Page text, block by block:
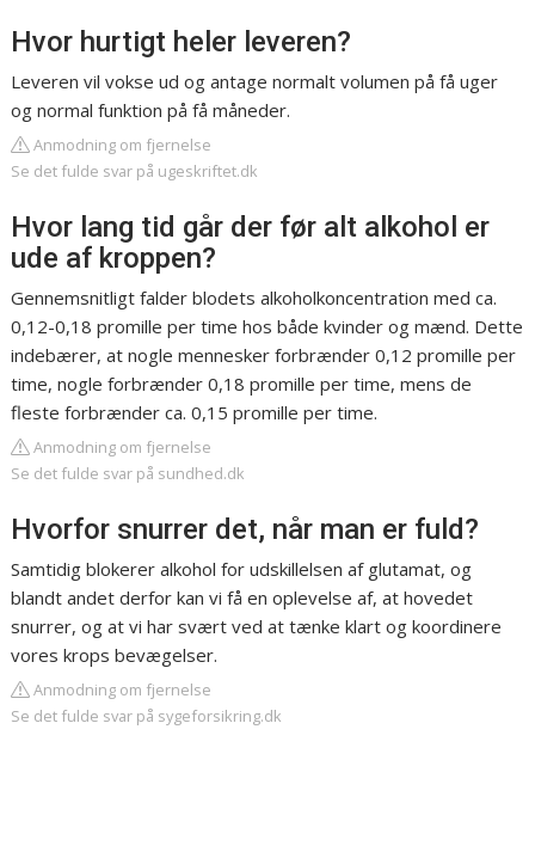
Hvor hurtigt heler leveren?
Leveren vil vokse ud og antage normalt volumen på få uger
og normal funktion på få måneder.
Anmodning om fjernelse
Se det fulde svar på ugeskriftet.dk
Hvor lang tid går der før alt alkohol er
ude af kroppen?
Gennemsnitligt falder blodets alkoholkoncentration med ca.
0,12-0,18 promille per time hos både kvinder og mænd. Dette
indebærer, at nogle mennesker forbrænder 0,12 promille per
time, nogle forbrænder 0,18 promille per time, mens de
fleste forbrænder ca. 0,15 promille per time.
Anmodning om fjernelse
Se det fulde svar på sundhed.dk
Hvorfor snurrer det, når man er fuld?
Samtidig blokerer alkohol for udskillelsen af glutamat, og
blandt andet derfor kan vi få en oplevelse af, at hovedet
snurrer, og at vi har svært ved at tænke klart og koordinere
vores krops bevægelser.
Anmodning om fjernelse
Se det fulde svar på sygeforsikring.dk